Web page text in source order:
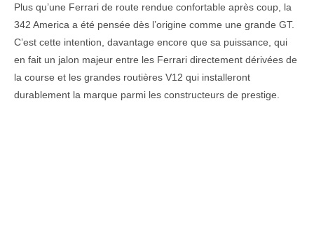
Plus qu’une Ferrari de route rendue confortable après coup, la
342 America a été pensée dès l’origine comme une grande GT.
C’est cette intention, davantage encore que sa puissance, qui
en fait un jalon majeur entre les Ferrari directement dérivées de
la course et les grandes routières V12 qui installeront
durablement la marque parmi les constructeurs de prestige.